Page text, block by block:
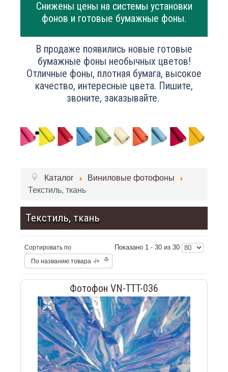
Снижены цены на системы установки
фонов и готовые бумажные фоны.
В продаже появились новые готовые
бумажные фоны необычных цветов!
Отличные фоны, плотная бумага, высокое
качество, интересные цвета. Пишите,
звоните, заказывайте.
Каталог
Виниловые фотофоны
Текстиль, ткань
Текстиль, ткань
Сортировать по
По названию товара -/+
Показано 1 - 30 из 30
Фотофон VN-TTT-036